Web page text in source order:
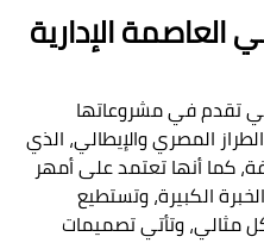
الإدارية
تقدم في مشروعاتها
المصري والإيطالي، الذي
كما أنها تعتمد على أمهر
الكبيرة، وتستطيع
مثالي، وتأتي تصميمات